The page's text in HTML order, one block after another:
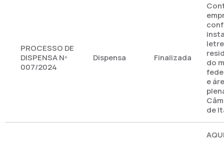
PROCESSO DE
DISPENSA Nº
007/2024
Dispensa Finalizada
do
e
de